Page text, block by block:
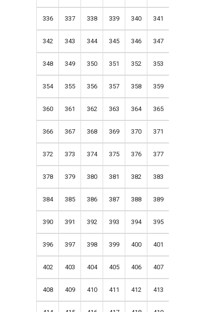
336 337 338 339 340 341
342 343 344 345 346 347
348 349 350 351 352 353
354 355 356 357 358 359
360 361 362 363 364 365
366 367 368 369 370 371
372 373 374 375 376 377
378 379 380 381 382 383
384 385 386 387 388 389
390 391 392 393 394 395
396 397 398 399 400 401
402 403 404 405 406 407
408 409 410 411 412 413